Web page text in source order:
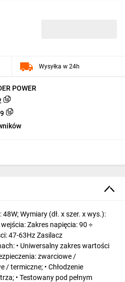
POWER
Wysyłka w 24h
Wymiary (dł. x szer. x wys.):
Zakres napięcia: 90 ÷
47-63Hz Zasilacz
• Uniwersalny zakres wartości
zwarciowe /
/ termiczne; • Chłodzenie
• Testowany pod pełnym